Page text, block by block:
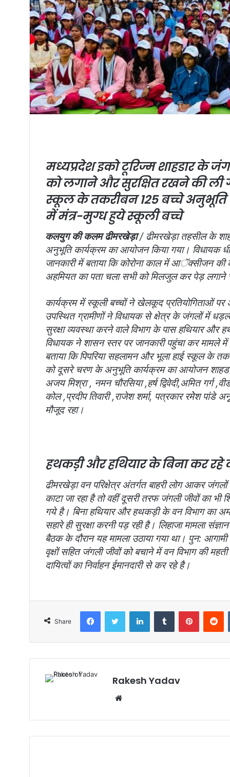
मध्यप्रदेश इको टूरिज्मशाहडार के
को लगाने और सुरक्षित रखने की
स्कूल के तकरीबन 125 बच्चे अनुभूति
में मंत्र-मुग्ध हुये स्कूली बच्चे
कलयुग की कलम ढीमरखेड़ा/ ढीमरखेड़ा तहसील के
अनुभूति कार्यक्रम का आयोजन किया गया। विधायक
जानकारी में बताया कि कोरोना काल में आॅक्सीजन की
अहमियत का पता चला सभी को मिलजुल कर पेड़ लगाने
कार्यक्रम में स्कूली बच्चों ने खेलकूद प्रतियोगिताओं पर
उपस्थित ग्रामीणों ने विधायक से क्षेत्र के जंगलों में
सुरक्षा व्यवस्था करने वाले विभाग के पास हथियार
विधायक ने शासन स्तर पर जानकारी पहुंचा कर मामले
बताया कि पिपरिया सहलामन और भूला हाई स्कूल के
को दूसरे चरण के अनुभूति कार्यक्रम का आयोजन
अजय मिश्रा , नमन चौरसिया ,हर्ष द्विवेदी,अमित गर्ग
कोल ,प्रदीप तिवारी ,राजेश शर्मा, पत्रकार रमेेश पांडे
मौजूद रहा।
हथकड़ी और हथियार के बिना कर रहे
ढीमरखेड़ा वन परिक्षेत्र अंतर्गत बाहरी लोग आकर
काटा जा रहा है तो वहीं दूसरी तरफ जंगली जीवों का
गये है। बिना हथियार और हथकड़ी के वन विभाग का
सहारे ही सुरक्षा करनी पड़ रही है। लिहाजा मामला
बैठक के दौरान यह मामला उठाया गया था। पुन:
वृक्षों सहित जंगली जीवों को बचाने में वन विभाग की
दायित्वों का निर्वाहन ईमानदारी से कर रहे है।
Share
Rakesh Yadav
b
s